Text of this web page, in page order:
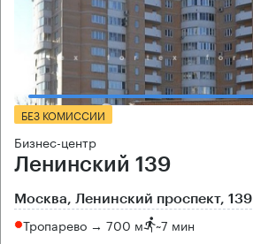
БЕЗ КОМИССИИ
Бизнес-центр
Ленинский 139
Москва, Ленинский проспект, 139
Тропарево → 700 м ~7 мин